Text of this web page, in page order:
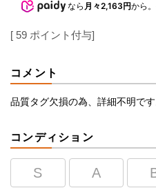
なら 月々2,163円から
[ 59 ポイント付与]
コメント
品質タグ欠損の為、詳細不明です
コンディション
S A